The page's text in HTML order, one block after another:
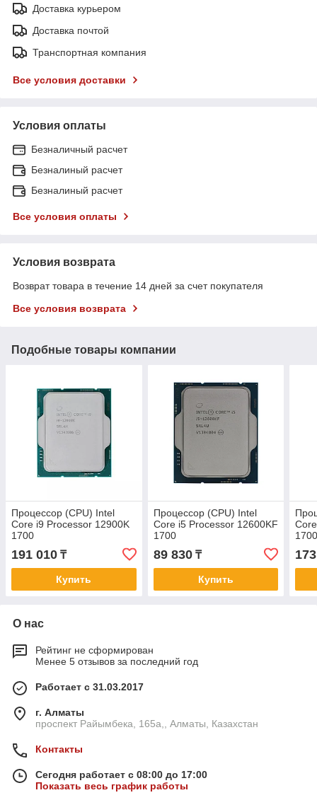
Доставка курьером
Доставка почтой
Транспортная компания
Все условия доставки
Условия оплаты
Безналичный расчет
Безналиный расчет
Безналиный расчет
Все условия оплаты
Условия возврата
Возврат товара в течение 14 дней за счет покупателя
Все условия возврата
Подобные товары компании
Процессор (CPU) Intel
Core i9 Processor 12900K
1700
191 010 ₸
Купить
Процессор (CPU) Intel
Core i5 Processor 12600KF
1700
89 830₸
Купить
О нас
Рейтинг не сформирован
Менее 5 отзывов за последний год
Работает с 31.03.2017
г. Алматы
проспект Райымбека, 165а,, Алматы, Казахстан
Контакты
Сегодня работает с 08:00 до 17:00
Показать весь график работы